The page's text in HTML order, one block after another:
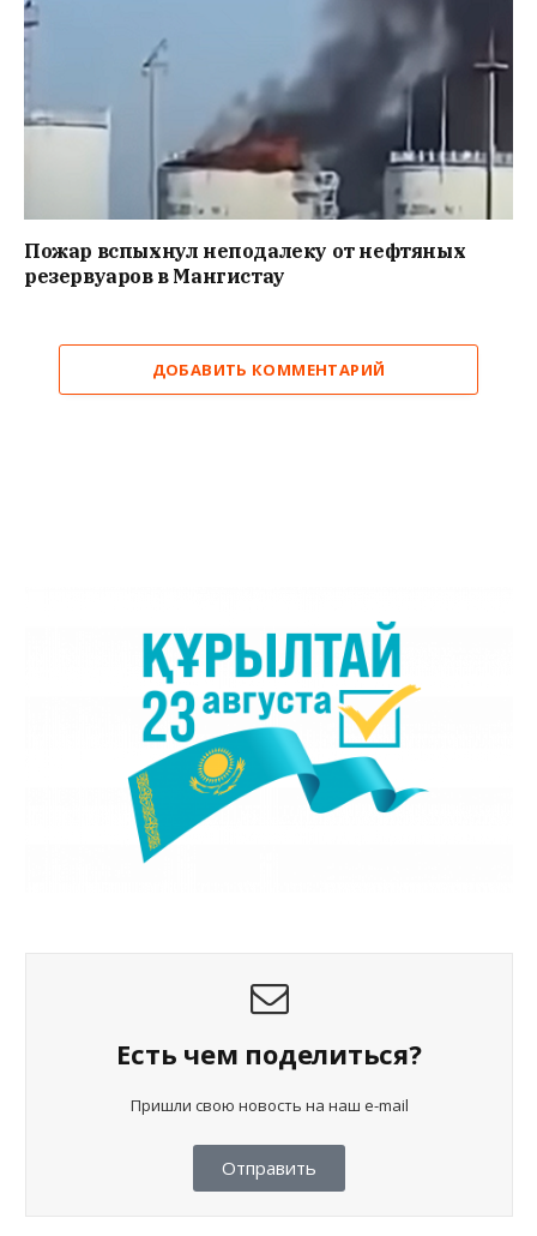
Пожар вспыхнул неподалеку от нефтяных
резервуаров в Мангистау
ДОБАВИТЬ КОММЕНТАРИЙ
Есть чем поделиться?
Пришли свою новость на наш e-mail
Отправить